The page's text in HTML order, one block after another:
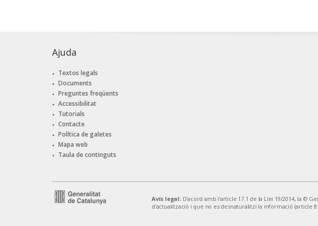
Ajuda
Textos legals
Documents
Preguntes freqüents
Accessibilitat
Tutorials
Contacte
Política de galetes
Mapa web
Taula de continguts
Avís legal:D'acord amb l'article 17.1 de la Llei 19/2014, la ©
d'actualització i que no es desnaturalitzi la informació (article